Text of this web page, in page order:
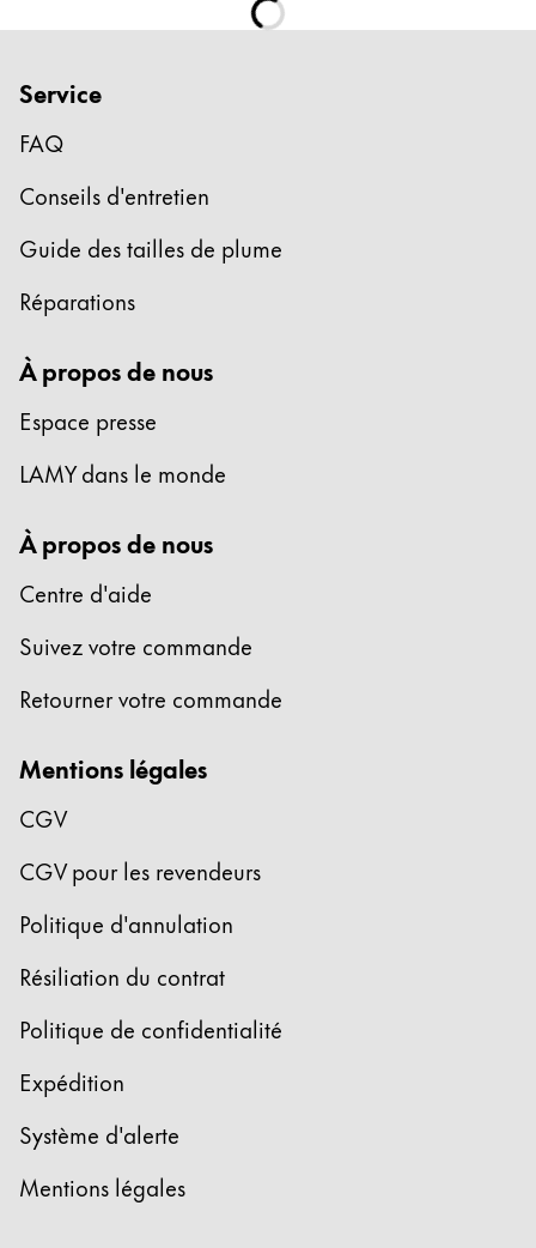
Service
FAQ
Conseils d'entretien
Guide des tailles de plume
Réparations
À propos de nous
Espace presse
LAMY dans le monde
À propos de nous
Centre d'aide
Suivez votre commande
Retourner votre commande
Mentions légales
CGV
CGV pour les revendeurs
Politique d'annulation
Résiliation du contrat
Politique de confidentialité
Expédition
Système d'alerte
Mentions légales